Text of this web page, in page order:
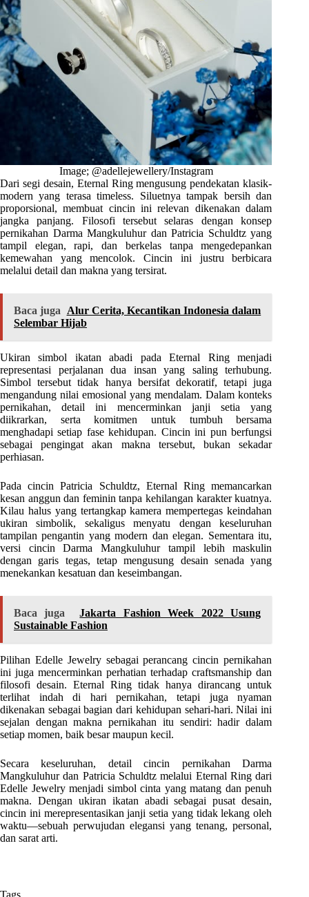
Image; @adellejewellery/Instagram
Dari segi desain, Eternal Ring mengusung pendekatan klasik-
modern yang terasa timeless. Siluetnya tampak bersih dan
proporsional, membuat cincin ini relevan dikenakan dalam
jangka panjang. Filosofi tersebut selaras dengan konsep
pernikahan Darma Mangkuluhur dan Patricia Schuldtz yang
tampil elegan, rapi, dan berkelas tanpa mengedepankan
kemewahan yang mencolok. Cincin ini justru berbicara
melalui detail dan makna yang tersirat.
Baca juga
Alur Cerita, Kecantikan Indonesia dalam
Selembar Hijab
Ukiran simbol ikatan abadi pada Eternal Ring menjadi
representasi perjalanan dua insan yang saling terhubung.
Simbol tersebut tidak hanya bersifat dekoratif, tetapi juga
mengandung nilai emosional yang mendalam. Dalam konteks
pernikahan, detail ini mencerminkan janji setia yang
diikrarkan, serta komitmen untuk tumbuh bersama
menghadapi setiap fase kehidupan. Cincin ini pun berfungsi
sebagai pengingat akan makna tersebut, bukan sekadar
perhiasan.
Pada cincin Patricia Schuldtz, Eternal Ring memancarkan
kesan anggun dan feminin tanpa kehilangan karakter kuatnya.
Kilau halus yang tertangkap kamera mempertegas keindahan
ukiran simbolik, sekaligus menyatu dengan keseluruhan
tampilan pengantin yang modern dan elegan. Sementara itu,
versi cincin Darma Mangkuluhur tampil lebih maskulin
dengan garis tegas, tetap mengusung desain senada yang
menekankan kesatuan dan keseimbangan.
Baca juga
Jakarta Fashion Week 2022 Usung
Sustainable Fashion
Pilihan Edelle Jewelry sebagai perancang cincin pernikahan
ini juga mencerminkan perhatian terhadap craftsmanship dan
filosofi desain. Eternal Ring tidak hanya dirancang untuk
terlihat indah di hari pernikahan, tetapi juga nyaman
dikenakan sebagai bagian dari kehidupan sehari-hari. Nilai ini
sejalan dengan makna pernikahan itu sendiri: hadir dalam
setiap momen, baik besar maupun kecil.
Secara keseluruhan, detail cincin pernikahan Darma
Mangkuluhur dan Patricia Schuldtz melalui Eternal Ring dari
Edelle Jewelry menjadi simbol cinta yang matang dan penuh
makna. Dengan ukiran ikatan abadi sebagai pusat desain,
cincin ini merepresentasikan janji setia yang tidak lekang oleh
waktu—sebuah perwujudan elegansi yang tenang, personal,
dan sarat arti.